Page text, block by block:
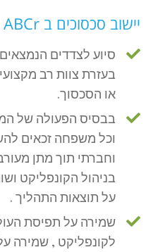
יישוב סכסוכים ב ABCr
סיוע לצדדים
בעזרת צוות רב
או הסכסוך.
בבסיס הפעולה של
וכל משפחה זכאים
וחברתי תוך מתן
בניהול הקונפליקט
על תוצאות התהליך .
שמירה על תפיסת
לקונפליקט , שמירה